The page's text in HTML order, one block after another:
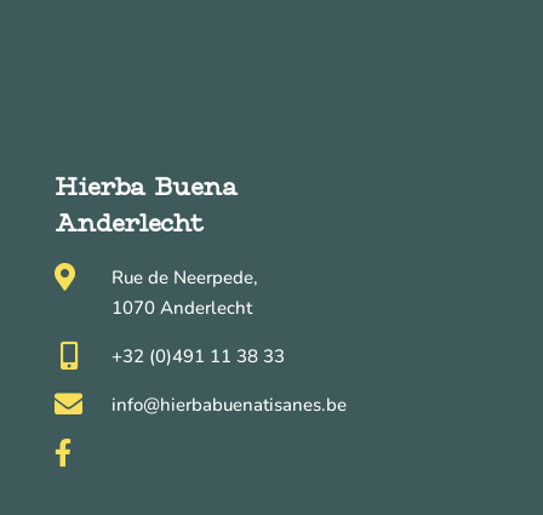
Hierba Buena
Anderlecht

Rue de Neerpede,
1070 Anderlecht
 +32 (0)491 11 38 33
 info@hierbabuenatisanes.be
